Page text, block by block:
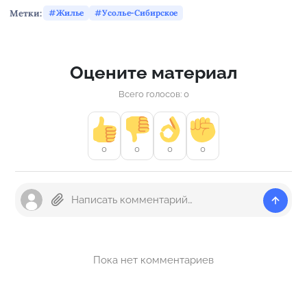
Метки: Жилье Усолье-Сибирское
Оцените материал
Всего голосов: 0
0 0 0 0
Пока нет комментариев